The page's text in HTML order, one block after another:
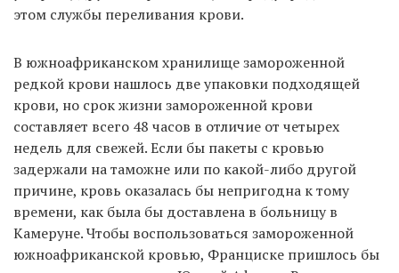
этом службы переливания крови.
В южноафриканском хранилище замороженной
редкой крови нашлось две упаковки подходящей
крови, но срок жизни замороженной крови
составляет всего 48 часов в отличие от четырех
недель для свежей. Если бы пакеты с кровью
задержали на таможне или по какой-либо другой
причине, кровь оказалась бы непригодна к тому
времени, как была бы доставлена в больницу в
Камеруне. Чтобы воспользоваться замороженной
южноафриканской кровью, Франциске пришлось бы